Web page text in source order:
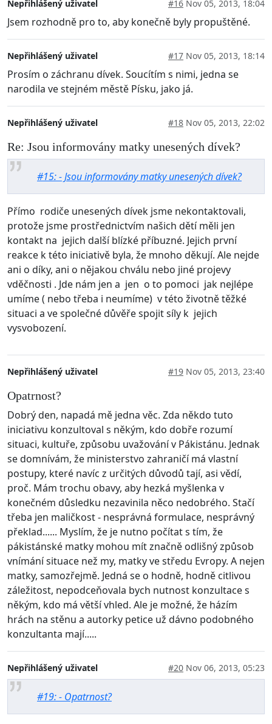
Nepřihlášený uživatel #16 Nov 05, 2013, 18:04
Jsem rozhodně pro to, aby konečně byly propuštěné.
Nepřihlášený uživatel #17 Nov 05, 2013, 18:14
Prosím o záchranu dívek. Soucítím s nimi, jedna se
narodila ve stejném městě Písku, jako já.
Nepřihlášený uživatel #18 Nov 05, 2013, 22:02
Re: Jsou informovány matky unesených dívek?
#15: - Jsou informovány matky unesených dívek?
Přímo rodiče unesených dívek jsme nekontaktovali,
protože jsme prostřednictvím našich dětí měli jen
kontakt na jejich další blízké příbuzné. Jejich první
reakce k této iniciativě byla, že mnoho děkují. Ale nejde
ani o díky, ani o nějakou chválu nebo jiné projevy
vděčnosti . Jde nám jen a jen o to pomoci jak nejlépe
umíme ( nebo třeba i neumíme) v této životně těžké
situaci a ve společné důvěře spojit síly k jejich
vysvobození.
Nepřihlášený uživatel #19 Nov 05, 2013, 23:40
Opatrnost?
Dobrý den, napadá mě jedna věc. Zda někdo tuto
iniciativu konzultoval s někým, kdo dobře rozumí
situaci, kultuře, způsobu uvažování v Pákistánu. Jednak
se domnívám, že ministerstvo zahraničí má vlastní
postupy, které navíc z určitých důvodů tají, asi vědí,
proč. Mám trochu obavy, aby hezká myšlenka v
konečném důsledku nezavinila něco nedobrého. Stačí
třeba jen maličkost - nesprávná formulace, nesprávný
překlad...... Myslím, že je nutno počítat s tím, že
pákistánské matky mohou mít značně odlišný způsob
vnímání situace než my, matky ve středu Evropy. A nejen
matky, samozřejmě. Jedná se o hodně, hodně citlivou
záležitost, nepodceňovala bych nutnost konzultace s
někým, kdo má větší vhled. Ale je možné, že házím
hrách na stěnu a autorky petice už dávno podobného
konzultanta mají.....
Nepřihlášený uživatel #20 Nov 06, 2013, 05:23
#19: - Opatrnost?